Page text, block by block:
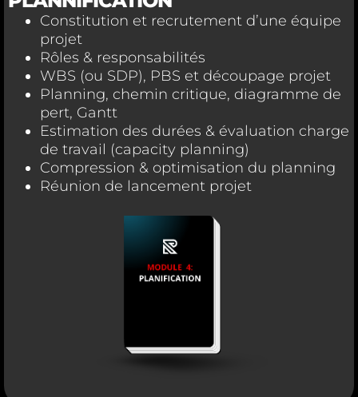
Constitution et recrutement d’une équipe
projet
Rôles & responsabilités
WBS (ou SDP), PBS et découpage projet
Planning, chemin critique, diagramme de
pert, Gantt
Estimation des durées & évaluation charge
de travail (capacity planning)
Compression & optimisation du planning
Réunion de lancement projet